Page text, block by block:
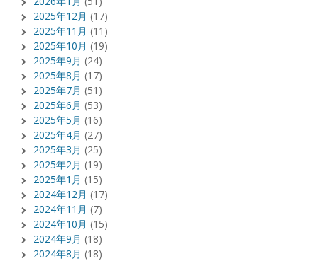
2025年12月 (17)
2025年11月 (11)
2025年10月 (19)
2025年9月 (24)
2025年8月 (17)
2025年7月 (51)
2025年6月 (53)
2025年5月 (16)
2025年4月 (27)
2025年3月 (25)
2025年2月 (19)
2025年1月 (15)
2024年12月 (17)
2024年11月 (7)
2024年10月 (15)
2024年9月 (18)
2024年8月 (18)